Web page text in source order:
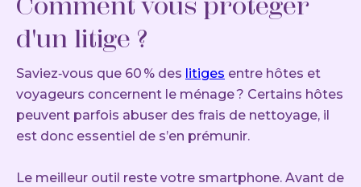
d'un litige ?
Saviez‑vous que 60 % des litiges entre hôtes et
voyageurs concernent le ménage ? Certains hôtes
peuvent parfois abuser des frais de nettoyage, il
est donc essentiel de s’en prémunir.
Le meilleur outil reste votre smartphone. Avant de